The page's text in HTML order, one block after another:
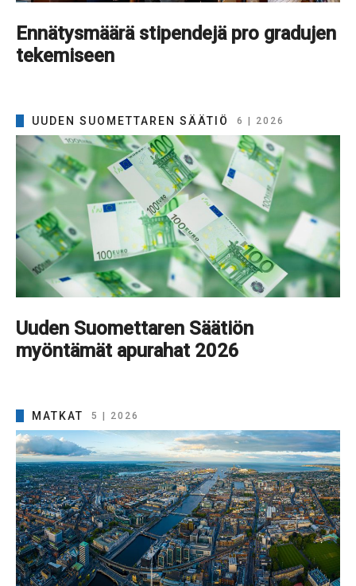
Ennätysmäärä stipendejä pro gradujen
tekemiseen
UUDEN SUOMETTAREN SÄÄTIÖ 6 | 2026
Uuden Suomettaren Säätiön
myöntämät apurahat 2026
MATKAT 5 | 2026